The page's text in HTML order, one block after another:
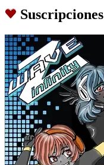
Suscripciones